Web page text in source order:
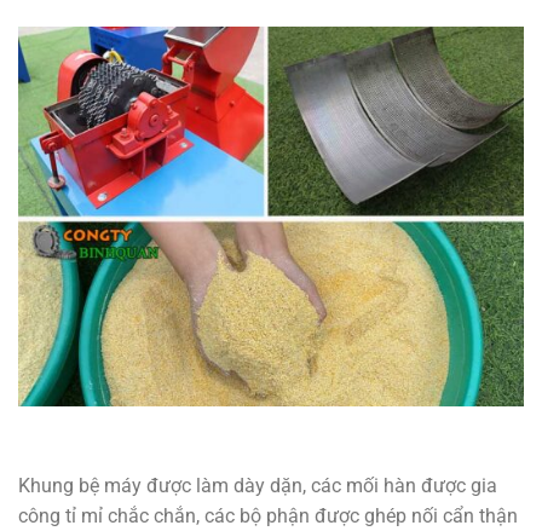
Khung bệ máy được làm dày dặn, các mối hàn được gia
công tỉ mỉ chắc chắn, các bộ phận được ghép nối cẩn thận